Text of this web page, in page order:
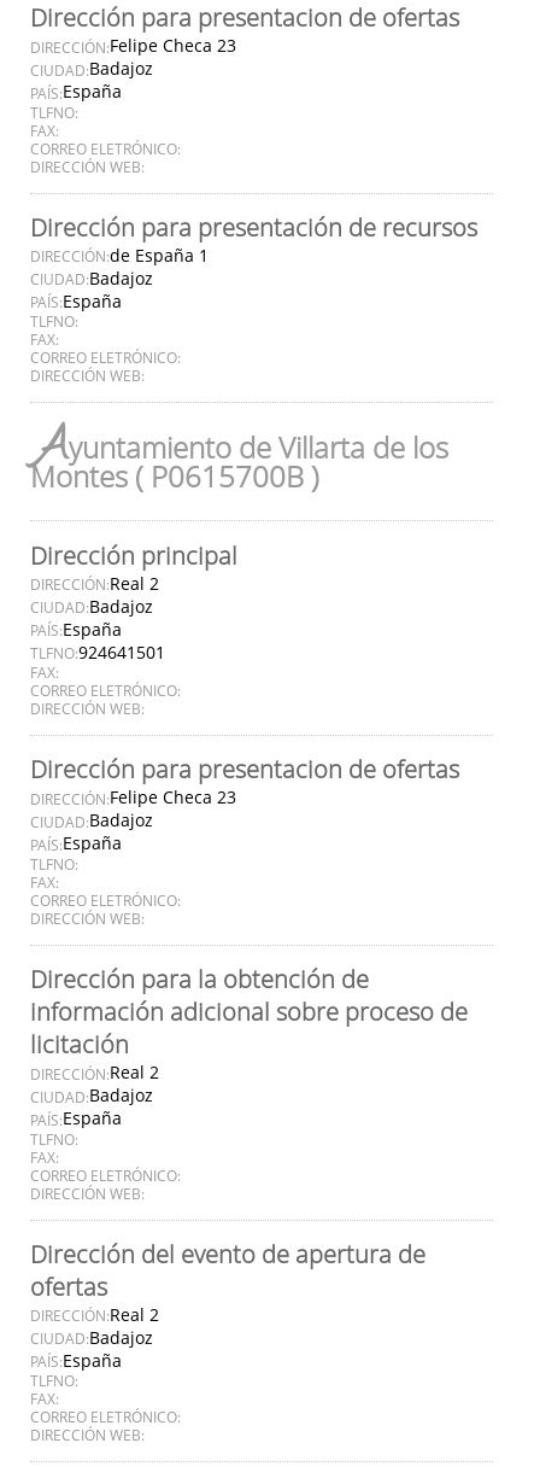
Dirección para presentacion de ofertas
DIRECCIÓN:Felipe Checa 23
CIUDAD:Badajoz
PAÍS:España
TLFNO:
FAX:
CORREO ELETRÓNICO:
DIRECCIÓN WEB:
Dirección para presentación de recursos
DIRECCIÓN:de España 1
CIUDAD:Badajoz
PAÍS:España
TLFNO:
FAX:
CORREO ELETRÓNICO:
DIRECCIÓN WEB:
Ayuntamiento de Villarta de los
Montes ( P0615700B )
Dirección principal
DIRECCIÓN:Real 2
CIUDAD:Badajoz
PAÍS:España
TLFNO:924641501
FAX:
CORREO ELETRÓNICO:
DIRECCIÓN WEB:
Dirección para presentacion de ofertas
DIRECCIÓN:Felipe Checa 23
CIUDAD:Badajoz
PAÍS:España
TLFNO:
FAX:
CORREO ELETRÓNICO:
DIRECCIÓN WEB:
Dirección para la obtención de
información adicional sobre proceso de
licitación
DIRECCIÓN:Real 2
CIUDAD:Badajoz
PAÍS:España
TLFNO:
FAX:
CORREO ELETRÓNICO:
DIRECCIÓN WEB:
Dirección del evento de apertura de
ofertas
DIRECCIÓN:Real 2
CIUDAD:Badajoz
PAÍS:España
TLFNO:
FAX:
CORREO ELETRÓNICO:
DIRECCIÓN WEB: